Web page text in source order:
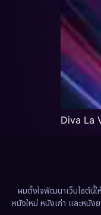
Diva La
ผมตั้งใจพัฒนาเว็บไซต์นี้
หนังใหม่ หนังเก่า และหนั